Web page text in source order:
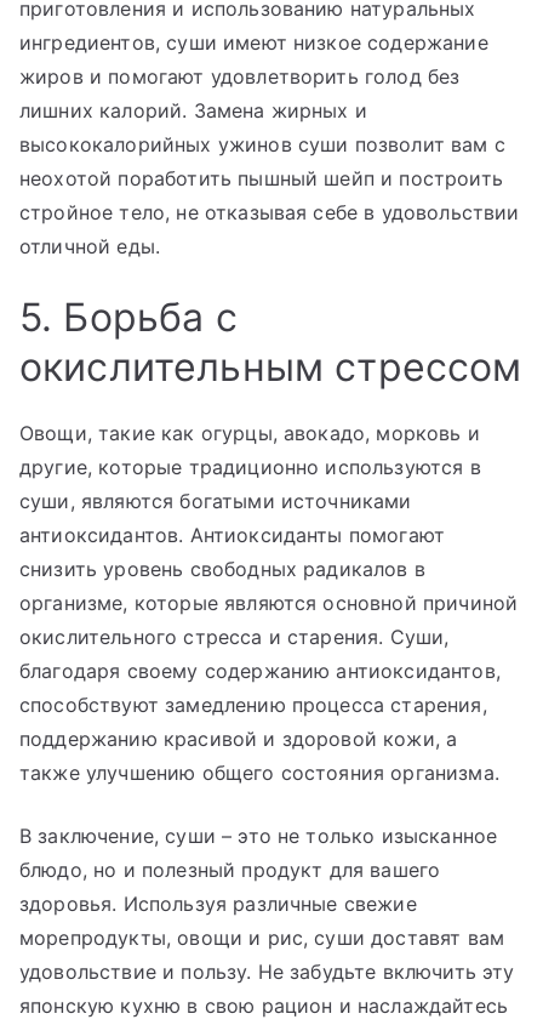
приготовления и использованию натуральных
ингредиентов, суши имеют низкое содержание
жиров и помогают удовлетворить голод без
лишних калорий. Замена жирных и
высококалорийных ужинов суши позволит вам с
неохотой поработить пышный шейп и построить
стройное тело, не отказывая себе в удовольствии
отличной еды.
5. Борьба с
окислительным стрессом
Овощи, такие как огурцы, авокадо, морковь и
другие, которые традиционно используются в
суши, являются богатыми источниками
антиоксидантов. Антиоксиданты помогают
снизить уровень свободных радикалов в
организме, которые являются основной причиной
окислительного стресса и старения. Суши,
благодаря своему содержанию антиоксидантов,
способствуют замедлению процесса старения,
поддержанию красивой и здоровой кожи, а
также улучшению общего состояния организма.
В заключение, суши – это не только изысканное
блюдо, но и полезный продукт для вашего
здоровья. Используя различные свежие
морепродукты, овощи и рис, суши доставят вам
удовольствие и пользу. Не забудьте включить эту
японскую кухню в свою рацион и наслаждайтесь